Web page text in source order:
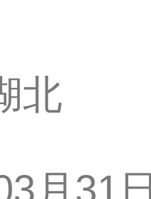
北
月31